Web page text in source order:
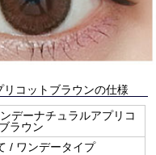
コットブラウンの仕様
デーナチュラルアプリコ
ラウン
/ ワンデータイプ